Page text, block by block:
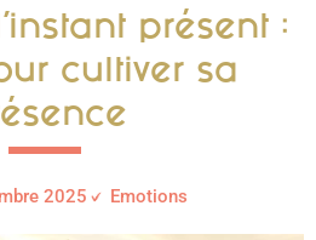
présent :
cultiver sa
2025 Emotions